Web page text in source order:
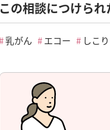
この相談につけら
乳がん エコー しこり